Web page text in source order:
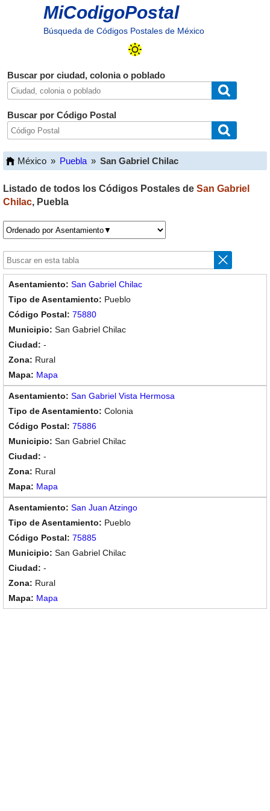
MiCodigoPostal
Búsqueda de Códigos Postales de México
Buscar por ciudad, colonia o poblado
Buscar por Código Postal
México » Puebla » San Gabriel Chilac
Listado de todos los Códigos Postales de San Gabriel
Chilac, Puebla
San Gabriel Chilac
Pueblo
75880
San Gabriel Chilac
-
Rural
Mapa
San Gabriel Vista Hermosa
Colonia
75886
San Gabriel Chilac
-
Rural
Mapa
San Juan Atzingo
Pueblo
75885
San Gabriel Chilac
-
Rural
Mapa